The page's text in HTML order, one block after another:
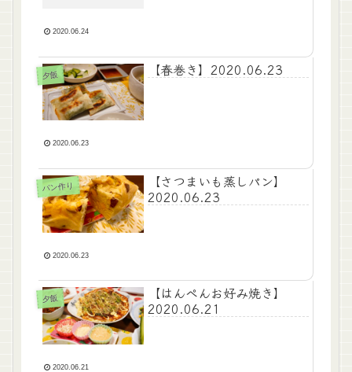
2020.06.24
夕飯 【春巻き】2020.06.23
2020.06.23
パン作り
【さつまいも蒸しパン】
2020.06.23
2020.06.23
夕飯
【はんぺんお好み焼き】
2020.06.21
2020.06.21